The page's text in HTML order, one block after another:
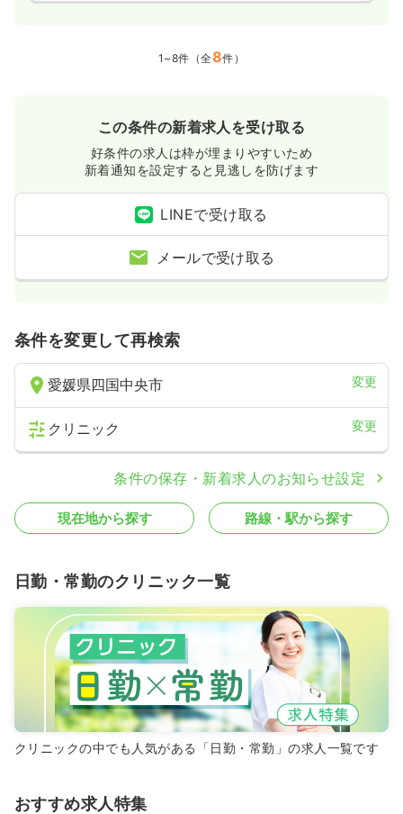
1~8件（全8件）
この条件の新着求人を受け取る
好条件の求人は枠が埋まりやすいため
新着通知を設定すると見逃しを防げます
LINEで受け取る
メールで受け取る
条件を変更して再検索
愛媛県四国中央市 変更
クリニック 変更
条件の保存・新着求人のお知らせ設定
現在地から探す 路線・駅から探す
日勤・常勤のクリニック一覧
クリニックの中でも人気がある「日勤・常勤」の求人一覧です
おすすめ求人特集